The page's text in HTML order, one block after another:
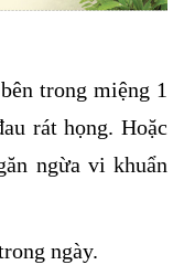
trong miệng 1
rát họng. Hoặc
ngừa vi khuẩn
ngày.